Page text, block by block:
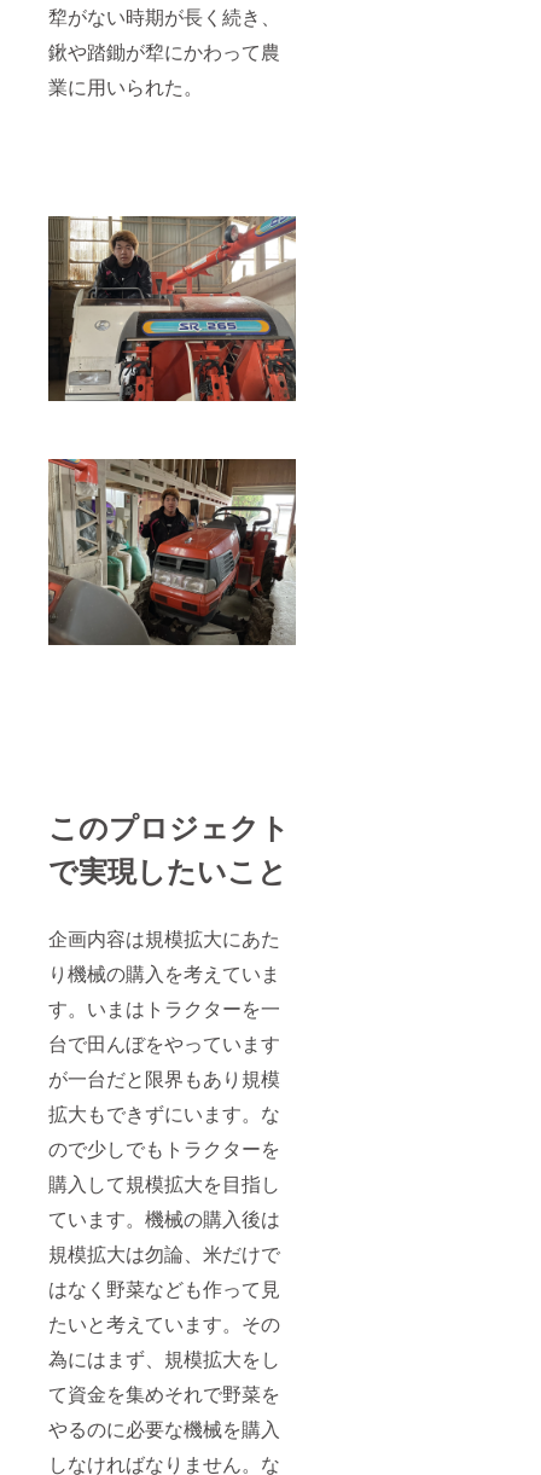
犂がない時期が長く続き、
鍬や踏鋤が犂にかわって農
業に用いられた。
このプロジェクト
で実現したいこと
企画内容は規模拡大にあた
り機械の購入を考えていま
す。いまはトラクターを一
台で田んぼをやっています
が一台だと限界もあり規模
拡大もできずにいます。な
ので少しでもトラクターを
購入して規模拡大を目指し
ています。機械の購入後は
規模拡大は勿論、米だけで
はなく野菜なども作って見
たいと考えています。その
為にはまず、規模拡大をし
て資金を集めそれで野菜を
やるのに必要な機械を購入
しなければなりません。な